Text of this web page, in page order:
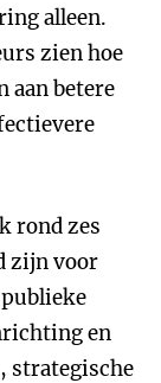
alleen.
zien hoe
aan betere
rond zes
zijn voor
en
strategische